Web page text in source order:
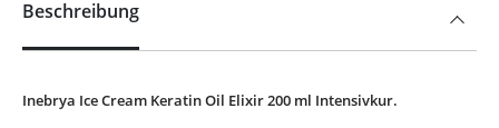
Beschreibung
Inebrya Ice Cream Keratin Oil Elixir 200 ml Intensivkur.